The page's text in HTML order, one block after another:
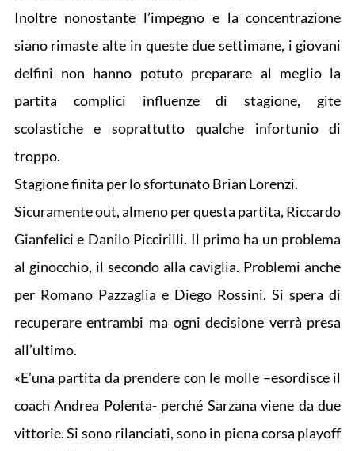
Inoltre nonostante l’impegno e la concentrazione
siano rimaste alte in queste due settimane, i giovani
delfini non hanno potuto preparare al meglio la
partita complici influenze di stagione, gite
scolastiche e soprattutto qualche infortunio di
troppo.
Stagione finita per lo sfortunato Brian Lorenzi.
Sicuramente out, almeno per questa partita, Riccardo
Gianfelici e Danilo Piccirilli. Il primo ha un problema
al ginocchio, il secondo alla caviglia. Problemi anche
per Romano Pazzaglia e Diego Rossini. Si spera di
recuperare entrambi ma ogni decisione verrà presa
all’ultimo.
«E’una partita da prendere con le molle –esordisce il
coach Andrea Polenta- perché Sarzana viene da due
vittorie. Si sono rilanciati, sono in piena corsa playoff